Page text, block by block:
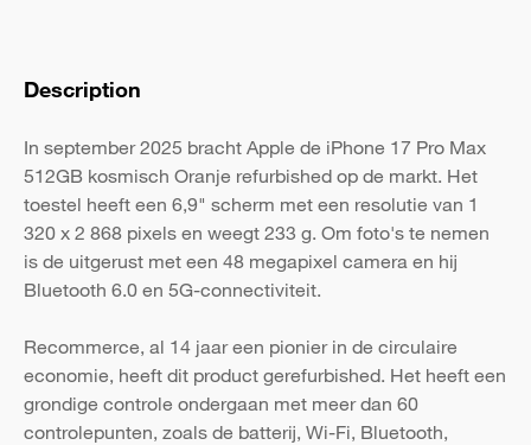
Description
In september 2025 bracht Apple de iPhone 17 Pro Max
512GB kosmisch Oranje refurbished op de markt. Het
toestel heeft een 6,9" scherm met een resolutie van 1
320 x 2 868 pixels en weegt 233 g. Om foto's te nemen
is de uitgerust met een 48 megapixel camera en hij
Bluetooth 6.0 en 5G-connectiviteit.
Recommerce, al 14 jaar een pionier in de circulaire
economie, heeft dit product gerefurbished. Het heeft een
grondige controle ondergaan met meer dan 60
controlepunten, zoals de batterij, Wi-Fi, Bluetooth,